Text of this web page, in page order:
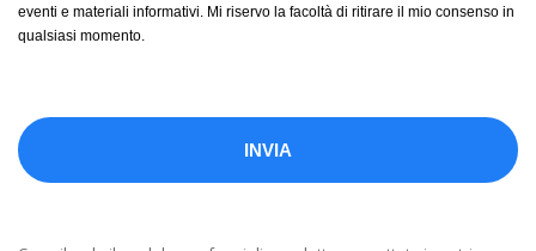
eventi e materiali informativi. Mi riservo la facoltà di ritirare il mio consenso in
qualsiasi momento.